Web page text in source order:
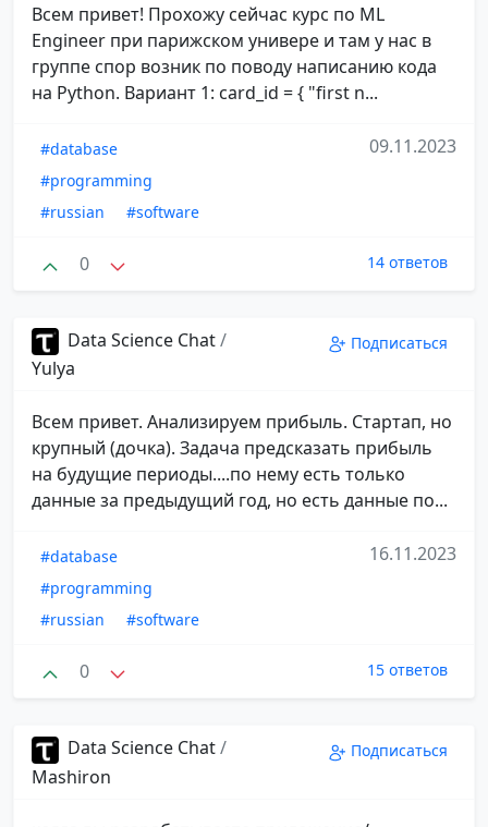
Всем привет! Прохожу сейчас курс по ML
Engineer при парижском универе и там у нас в
группе спор возник по поводу написанию кода
на Python. Вариант 1: card_id = { "first n...
#database
#programming
#russian
#software
09.11.2023
0 14 ответов
Data Science Chat/
Yulya
Подписаться
Всем привет. Анализируем прибыль. Стартап, но
крупный (дочка). Задача предсказать прибыль
на будущие периоды....по нему есть только
данные за предыдущий год, но есть данные по...
#database
#programming
#russian
#software
16.11.2023
0 15 ответов
Data Science Chat/
Mashiron
Подписаться